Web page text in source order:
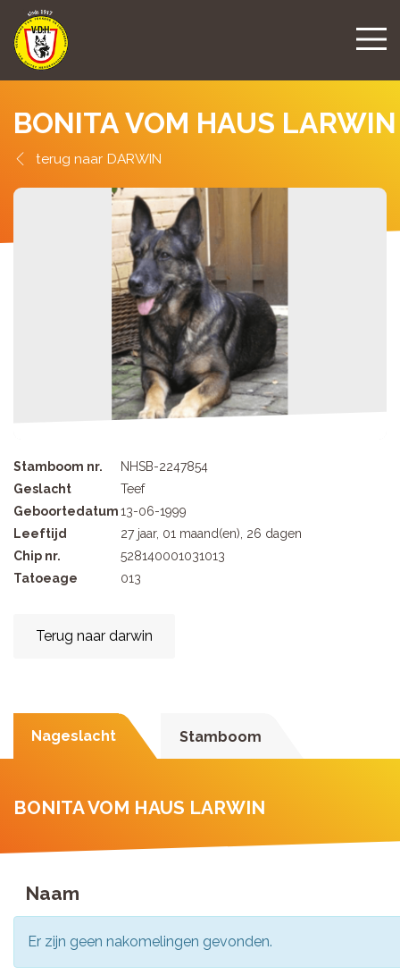
BONITA VOM HAUS LARWIN
DARWIN
Stamboom nr.
NHSB-2247854
Geslacht
Teef
Geboortedatum13-06-1999
Leeftijd
27 jaar, 01 maand(en), 26 dagen
Chip nr.
528140001031013
Tatoeage
013
Terug naar darwin
Nageslacht Stamboom
BONITA VOM HAUS LARWIN
Naam
Er zijn geen nakomelingen gevonden.